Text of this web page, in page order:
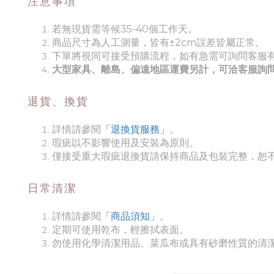
若無現貨需等候35-40個工作天。
商品尺寸為人工測量，皆有±2cm誤差皆屬正常。
下單將視同可接受預購流程，如有急需可詢問客服
大型家具、離島、偏遠地區運費另計，可洽客服詢
退貨、換貨
詳情請參閱 「退換貨服務」 。
瑕疵以不影響使用及安裝為原則。
僅接受重大瑕疵退換貨請保持商品及包裝完整，恕
日常清潔
詳情請參閱 「商品須知 」 。
定期可使用乾布，輕擦拭表面。
勿使用化學清潔用品、菜瓜布或具有砂磨性質的清